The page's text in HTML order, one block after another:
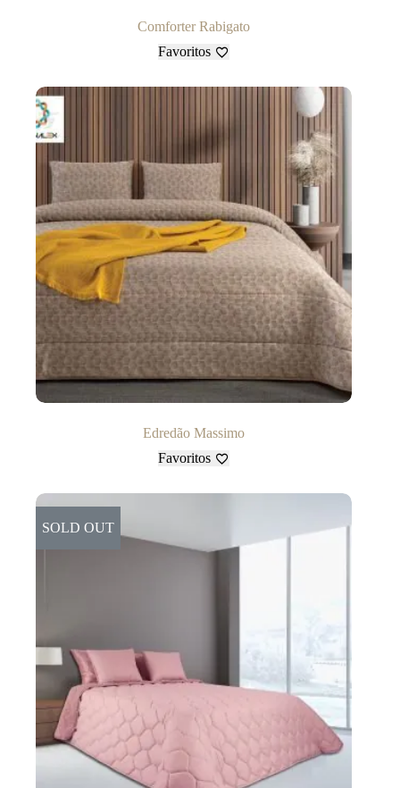
Comforter Rabigato
Favoritos
Edredão Massimo
Favoritos
SOLD OUT